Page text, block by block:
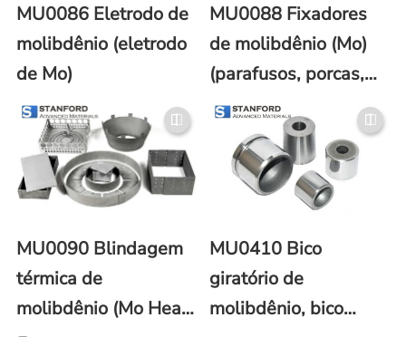
MU0086 Eletrodo de
molibdênio (eletrodo
de Mo)
MU0088 Fixadores
de molibdênio (Mo)
(parafusos, porcas,
cavilhas)
MU0090 Blindagem
térmica de
molibdênio (Mo Heat
MU0410 Bico
giratório de
molibdênio, bico